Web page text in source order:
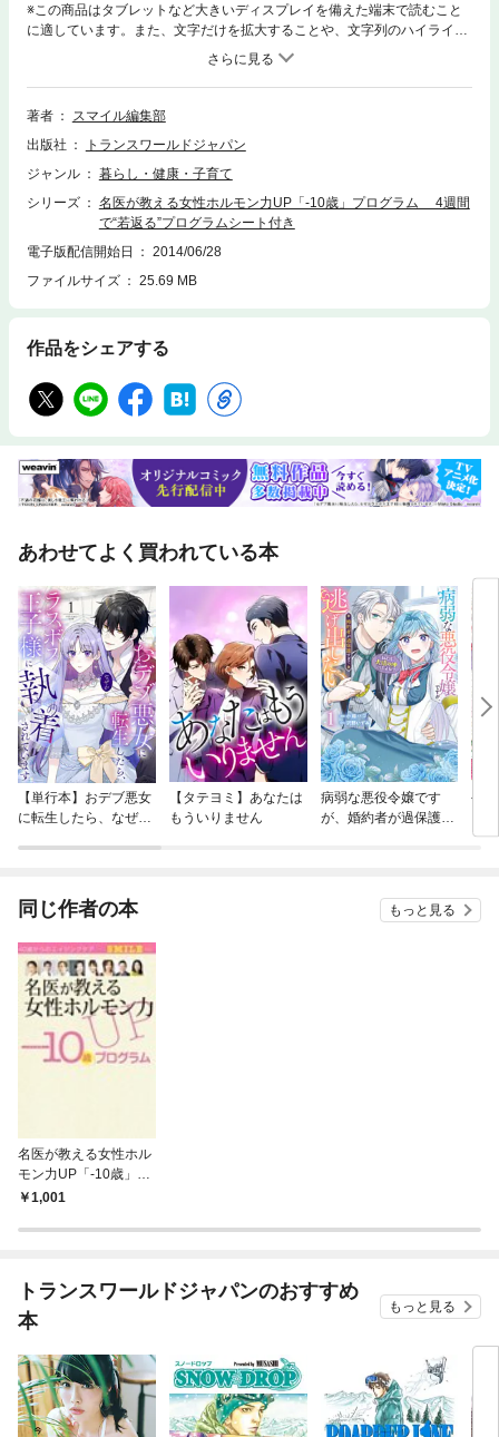
※この商品はタブレットなど大きいディスプレイを備えた端末で読むこと
に適しています。また、文字だけを拡大することや、文字列のハイライ
ト、検索、辞書の参照、引用などの機能が使用できません。名医が教える
女性ホルモン力UP 4週間プログラム！◯実年齢50代、カラダ年齢30代
の美と健康の秘訣：美唯mie（ピンク・レディー）◯NHK「きれいの魔
法」でも活躍！：松村圭子◯雑誌「Yogani」の表紙でも活躍：吉川めい◯
権威！：青木晃 and more... 肩こり・腰痛・冷え・不眠・疲れ・肌の悩
みなど不調をスッキリ解消！デトックス効果で－10歳！4週間で若返るチ
著者
スマイル編集部
出版社
トランスワールドジャパン
ジャンル
暮らし・健康・子育て
シリーズ
名医が教える女性ホルモン力UP「-10歳」プログラム 4週間
で“若返る”プログラムシート付き
電子版配信開始日
2014/06/28
ファイルサイズ
25.69 MB
作品をシェアする
あわせてよく買われている本
【単行本】おデブ悪女
に転生したら、なぜか
【タテヨミ】あなたは
もういりません
病弱な悪役令嬢です
が、婚約者が過保護す
公
同じ作者の本 もっと見る
名医が教える女性ホル
モン力UP「-10歳」プ
ログラム 4週間で“若
ト付き
1,001
トランスワールドジャパンのおすすめ
本
もっと見る